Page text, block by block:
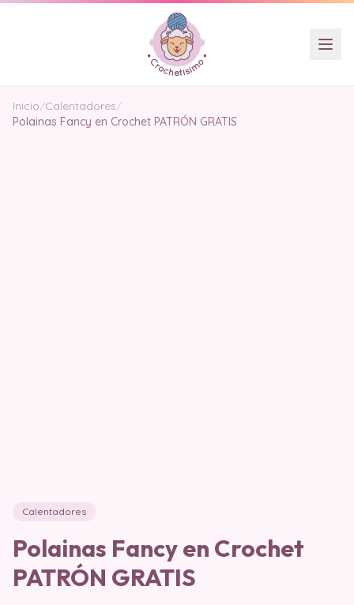
Inicio/Calentadores/
Polainas Fancy en Crochet PATRÓN GRATIS
Calentadores
Polainas Fancy en Crochet
PATRÓN GRATIS